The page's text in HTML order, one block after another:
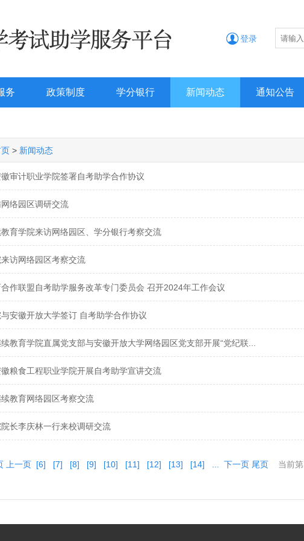
登录
务 政策制度 学分银行 新闻动态 通知公告
> 新闻动态
审计职业学院签署自考助学合作协议
络园区调研交流
育学院来访网络园区、学分银行考察交流
访网络园区考察交流
作联盟自考助学服务改革专门委员会 召开2024年工作会议
安徽开放大学签订 自考助学合作协议
教育学院直属党支部与安徽开放大学网络园区党支部开展“党纪联...
粮食工程职业学院开展自考助学宣讲交流
教育网络园区考察交流
长李庆林一行来校调研交流
上一页 [6] [7] [8] [9] [10] [11] [12] [13] [14] 下一页 尾页 当前第